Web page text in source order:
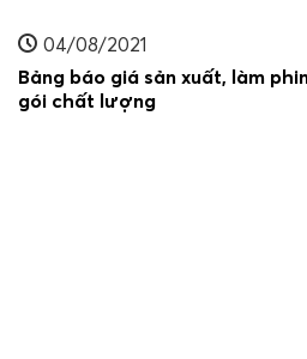
04/08/2021
Bảng báo giá sản xuất, làm
gói chất lượng